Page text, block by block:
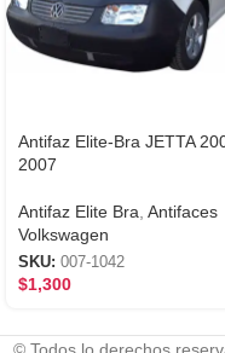
Antifaz Elite-Bra JETTA
2007
Antifaz Elite Bra Antifaces
Volkswagen
SKU: 007-1042
$1,300